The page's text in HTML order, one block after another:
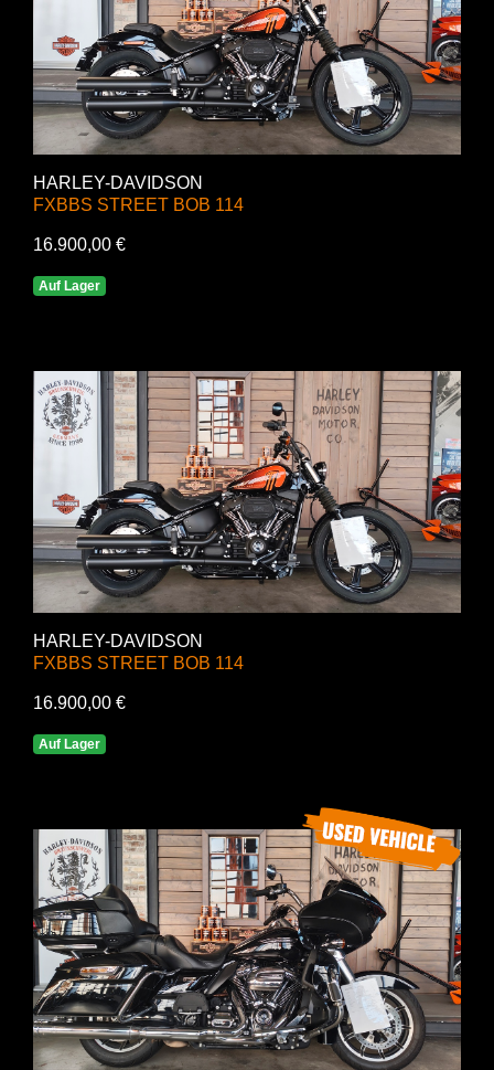
HARLEY-DAVIDSON
FXBBS STREET BOB 114
16.900,00 €
Auf Lager
HARLEY-DAVIDSON
FXBBS STREET BOB 114
16.900,00 €
Auf Lager